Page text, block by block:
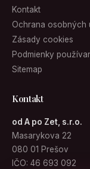
Kontakt
Ochrana osobných
Zásady cookies
Podmienky
Sitemap
Kontakt
od A po Zet, s.r.o.
Masarykova 22
080 01 Prešov
IČO: 46 693 092